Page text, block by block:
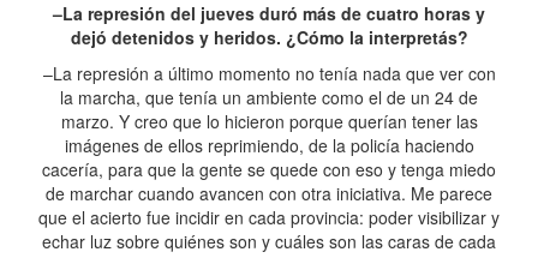
–La represión del jueves duró más de cuatro horas y
dejó detenidos y heridos. ¿Cómo la interpretás?
–La represión a último momento no tenía nada que ver con
la marcha, que tenía un ambiente como el de un 24 de
marzo. Y creo que lo hicieron porque querían tener las
imágenes de ellos reprimiendo, de la policía haciendo
cacería, para que la gente se quede con eso y tenga miedo
de marchar cuando avancen con otra iniciativa. Me parece
que el acierto fue incidir en cada provincia: poder visibilizar y
echar luz sobre quiénes son y cuáles son las caras de cada